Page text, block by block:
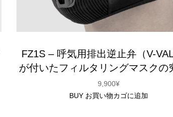
FZ1S – 呼気用排出逆止弁（V-
が付いたフィルタリングマスクの
9,900¥
BUY お買い物カゴに追加